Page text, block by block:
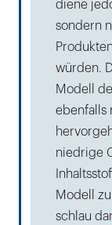
diene
sondern
würden.
Modell
ebenfalls
niedrige
Modell
schlau